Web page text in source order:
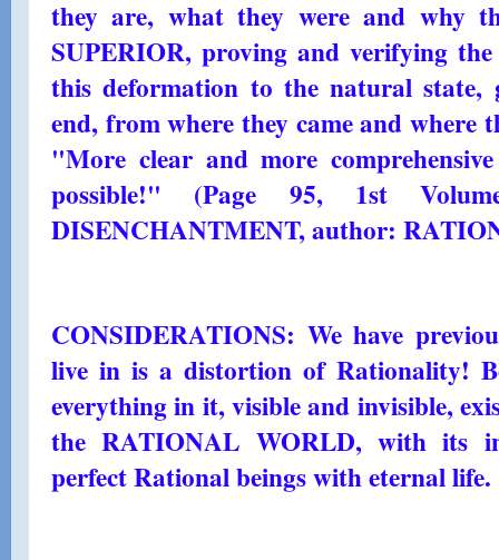
they are, what they were and why
SUPERIOR, proving and verifying
this deformation to the natural state,
end, from where they came and where
"More clear and more
possible!" (Page 95, 1st
DISENCHANTMENT, author:
CONSIDERATIONS: We have
live in is a distortion of Rationality!
everything in it, visible and invisible,
the RATIONAL WORLD, with its
perfect Rational beings with eternal life.